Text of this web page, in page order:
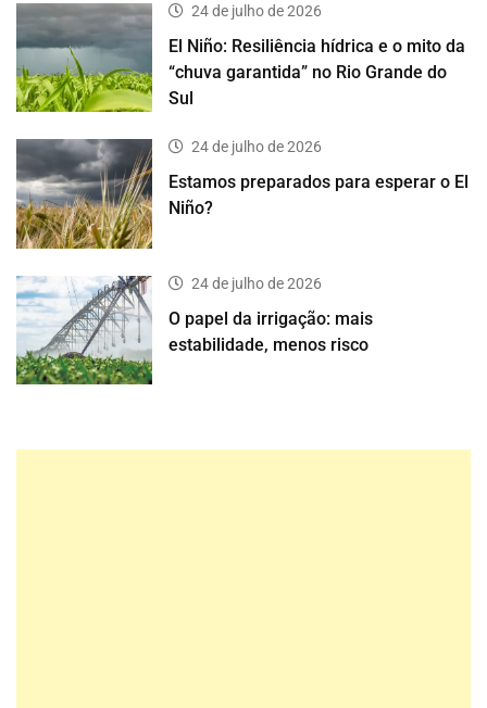
24 de julho de 2026
El Niño: Resiliência hídrica e o mito da
“chuva garantida” no Rio Grande do
Sul
24 de julho de 2026
Estamos preparados para esperar o El
Niño?
24 de julho de 2026
O papel da irrigação: mais
estabilidade, menos risco